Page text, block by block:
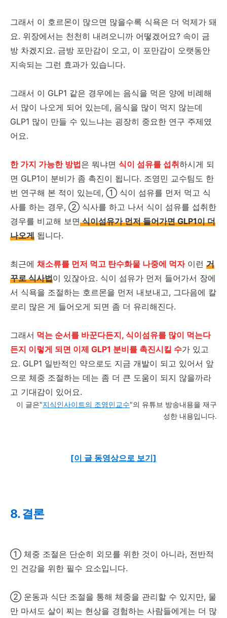
그래서 이 호르몬이 많으면 많을수록 식욕은 더 억제가 돼
요. 위장에서는 천천히 내려오니까 어떻겠어요? 속이 금
방 차겠지요. 금방 포만감이 오고, 이 포만감이 오랫동안
지속되는 그런 효과가 있습니다.
그래서 이 GLP1 같은 경우에는 음식을 먹은 양에 비례해
서 많이 나오게 되어 있는데, 음식을 많이 먹지 않는데
GLP1 많이 만들 수 있느냐는 굉장히 중요한 연구 주제였
어요.
한 가지 가능한 방법은 뭐냐면 식이 섬유를 섭취하시게 되
면 GLP1이 분비가 좀 촉진이 됩니다. 조영민 교수팀도 한
번 연구해 본 적이 있는데, ① 식이 섬유를 먼저 먹고 식
사를 하는 경우, ② 식사를 하고 나서 식이 섬유를 섭취한
경우를 비교해 보면식이섬유가 먼저 들어가면 GLP1이 더
나오게 됩니다.
최근에 채소류를 먼저 먹고 탄수화물 나중에 먹자이런 거
꾸로 식사법이 있잖아요. 식이 섬유가 먼저 들어가서 장에
서 식욕을 조절하는 호르몬을 먼저 내보내고, 그다음에 칼
로리 많은 게 들어오게 되면 좀 더 유리해진다.
그래서 먹는 순서를 바꾼다든지, 식이섬유를 많이 먹는다
든지 이렇게 되면 이제 GLP1 분비를 촉진시킬 수가 있고
요. GLP1 일반적인 약으로도 지금 개발이 되고 있어서 앞
으로 체중 조절하는 데는 좀 더 큰 도움이 되지 않을까라
고 기대감이 있어요.
이 글은"지식인사이트의 조영민교수"의 유튜브 방송내용을 재구
성한 내용입니다.
[이 글 동영상으로 보기]
8. 결론
① 체중 조절은 단순히 외모를 위한 것이 아니라, 전반적
인 건강을 위한 필수 요소입니다.
② 운동과 식단 조절을 통해 체중을 관리할 수 있지만, 물
만 마셔도 살이 찌는 현상을 경험하는 사람들에게는 더 많